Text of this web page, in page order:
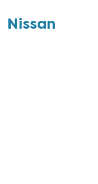
Nissan